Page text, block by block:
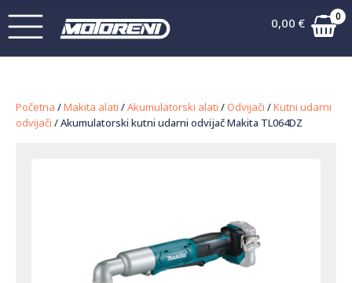
0,00 € 0
Početna /Makita alati /Akumulatorski alati / Odvijači /Kutni udarni
odvijači / Akumulatorski kutni udarni odvijač Makita TL064DZ